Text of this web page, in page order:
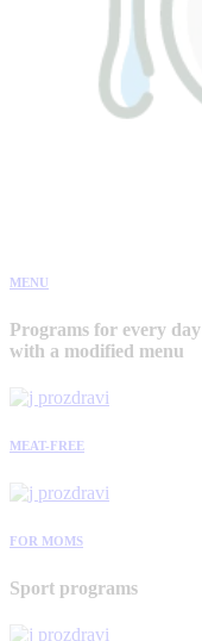
MENU
Programs for every day
with a modified menu
MEAT-FREE
FOR MOMS
Sport programs